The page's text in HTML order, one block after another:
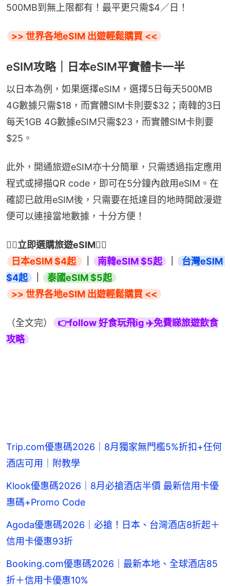
500MB到無上限都有！最平更只需$4／日！
>> 世界各地eSIM 出遊輕鬆購買 <<
eSIM攻略｜日本eSIM平實體卡一半
以日本為例，如果選擇eSIM，選擇5日每天500MB
4G數據只需$18，而實體SIM卡則要$32；南韓的3日
每天1GB 4G數據eSIM只需$23，而實體SIM卡則要
$25。
此外，開通旅遊eSIM亦十分簡單，只需透過指定應用
程式或掃描QR code，即可在5分鐘內啟用eSIM。在
確認已啟用eSIM後，只需要在抵達目的地時開啟漫遊
便可以連接當地數據，十分方便！
👇🏻立即選購旅遊eSIM👇🏻
日本eSIM $4起
南韓eSIM $5起
台灣eSIM
$4起
>> 世界各地eSIM 出遊輕鬆購買 <<
（全文完）
👉follow 好食玩飛ig ✈️免費睇旅遊飲食
攻略
Trip.com優惠碼2026｜8月獨家無門檻5%折扣+任何
酒店可用｜附教學
Klook優惠碼2026｜8月必搶酒店半價 最新信用卡優
惠碼+Promo Code
Agoda優惠碼2026｜必搶！日本、台灣酒店8折起＋
信用卡優惠93折
Booking.com優惠碼2026｜最新本地、全球酒店85
折＋信用卡優惠10%